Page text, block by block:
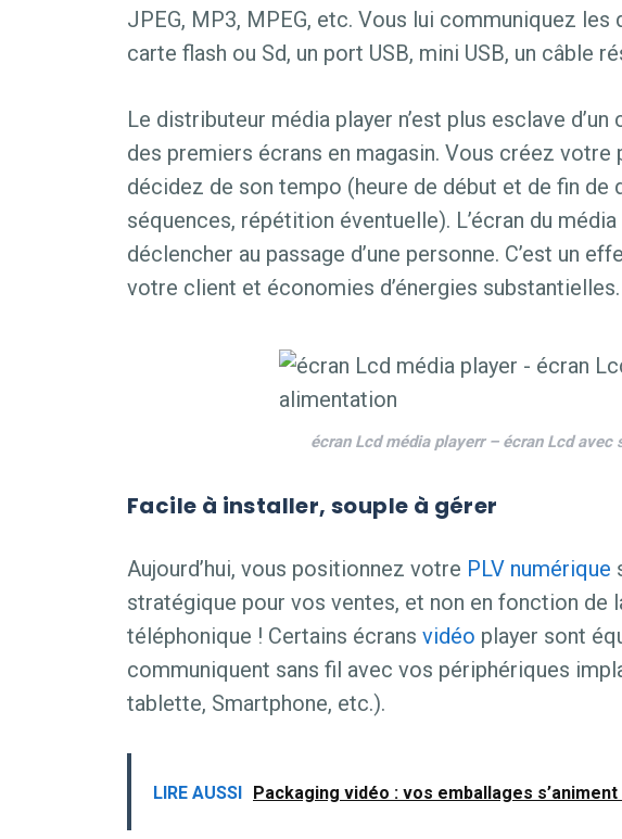
JPEG, MP3, MPEG, etc. Vous lui communiquez
carte flash ou Sd, un port USB, mini USB, un câble
Le distributeur média player n’est plus esclave
des premiers écrans en magasin. Vous créez votre
décidez de son tempo (heure de début et de fin de
séquences, répétition éventuelle). L’écran du
déclencher au passage d’une personne. C’est un
votre client et économies d’énergies substantielles.
écran Lcd média playerr – écran Lcd avec
Facile à installer, souple à gérer
Aujourd’hui, vous positionnez votre PLV numérique
stratégique pour vos ventes, et non en fonction de
téléphonique ! Certains écrans vidéo player sont
communiquent sans fil avec vos périphériques
tablette, Smartphone, etc.).
LIRE AUSSI Packaging vidéo : vos emballages s’animent